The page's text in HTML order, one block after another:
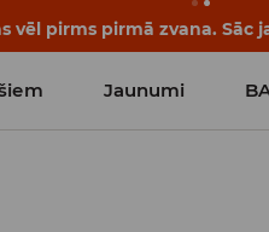
vēl pirms pirmā zvana.
Jaunumi